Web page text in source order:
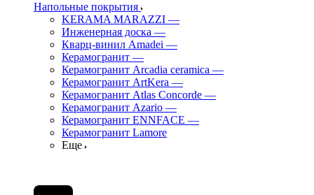
Напольные покрытия
KERAMA MARAZZI —
Инженерная доска —
Кварц-винил Amadei —
Керамогранит —
Керамогранит Arcadia ceramica —
Керамогранит ArtKera —
Керамогранит Atlas Concorde —
Керамогранит Azario —
Керамогранит ENNFACE —
Керамогранит Lamore
Еще